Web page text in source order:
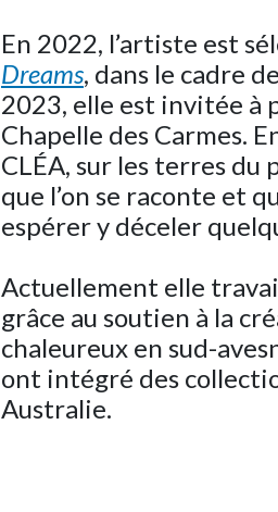
En 2022, l’artiste est
Dreams, dans le cadre
2023, elle est invitée à
Chapelle des Carmes.
CLÉA, sur les terres du
que l’on se raconte et
espérer y déceler
Actuellement elle
grâce au soutien à la
chaleureux en sud-
ont intégré des
Australie.